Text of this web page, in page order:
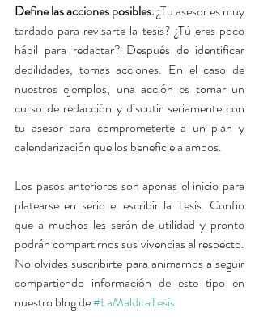
Define las acciones posibles. ¿Tu asesor es muy
tardado para revisarte la tesis? ¿Tú eres poco
hábil para redactar? Después de identificar
debilidades, tomas acciones. En el caso de
nuestros ejemplos, una acción es tomar un
curso de redacción y discutir seriamente con
tu asesor para comprometerte a un plan y
calendarización que los beneficie a ambos.
Los pasos anteriores son apenas el inicio para
platearse en serio el escribir la Tesis. Confío
que a muchos les serán de utilidad y pronto
podrán compartirnos sus vivencias al respecto.
No olvides suscribirte para animarnos a seguir
compartiendo información de este tipo en
nuestro blog de #LaMalditaTesis